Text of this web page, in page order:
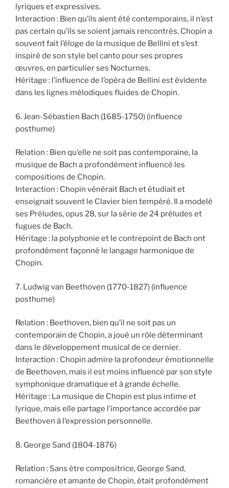
lyriques et expressives.
Interaction : Bien qu’ils aient été contemporains, il n’est
pas certain qu’ils se soient jamais rencontrés. Chopin a
souvent fait l’éloge de la musique de Bellini et s’est
inspiré de son style bel canto pour ses propres
œuvres, en particulier ses Nocturnes.
Héritage : l’influence de l’opéra de Bellini est évidente
dans les lignes mélodiques fluides de Chopin.
6. Jean-Sébastien Bach (1685-1750) (influence
posthume)
Relation : Bien qu’elle ne soit pas contemporaine, la
musique de Bach a profondément influencé les
compositions de Chopin.
Interaction : Chopin vénérait Bach et étudiait et
enseignait souvent le Clavier bien tempéré. Il a modelé
ses Préludes, opus 28, sur la série de 24 préludes et
fugues de Bach.
Héritage : la polyphonie et le contrepoint de Bach ont
profondément façonné le langage harmonique de
Chopin.
7. Ludwig van Beethoven (1770-1827) (influence
posthume)
Relation : Beethoven, bien qu’il ne soit pas un
contemporain de Chopin, a joué un rôle déterminant
dans le développement musical de ce dernier.
Interaction : Chopin admire la profondeur émotionnelle
de Beethoven, mais il est moins influencé par son style
symphonique dramatique et à grande échelle.
Héritage : La musique de Chopin est plus intime et
lyrique, mais elle partage l’importance accordée par
Beethoven à l’expression personnelle.
8. George Sand (1804-1876)
Relation : Sans être compositrice, George Sand,
romancière et amante de Chopin, était profondément